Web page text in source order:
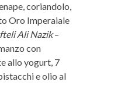
coriandolo,
Oro Imperaiale
Ali Nazik–
con
allo yogurt, 7
e olio al